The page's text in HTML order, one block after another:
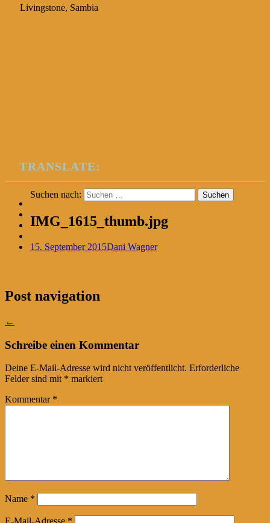
Livingstone, Sambia
TRANSLATE:
Suchen nach:
IMG_1615_thumb.jpg
15. September 2015Dani Wagner
Post navigation
←
Schreibe einen Kommentar
Deine E-Mail-Adresse wird nicht veröffentlicht. Erforderliche
Felder sind mit * markiert
Kommentar *
Name *